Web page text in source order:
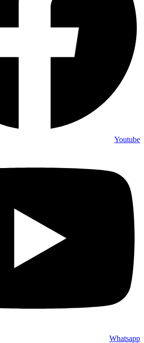
Youtube
Whatsapp